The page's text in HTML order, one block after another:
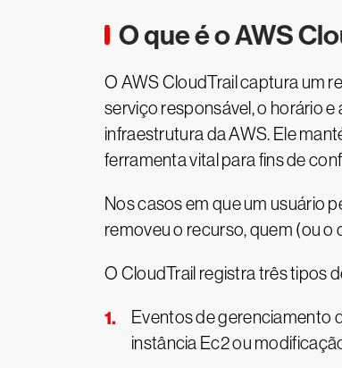
O que é o AWS
O AWS CloudTrail captura um
serviço responsável, o horário
infraestrutura da AWS. Ele
ferramenta vital para fins de
Nos casos em que um usuário
removeu o recurso, quem (ou o
O CloudTrail registra três tipos
Eventos de gerenciamento
instância Ec2 ou